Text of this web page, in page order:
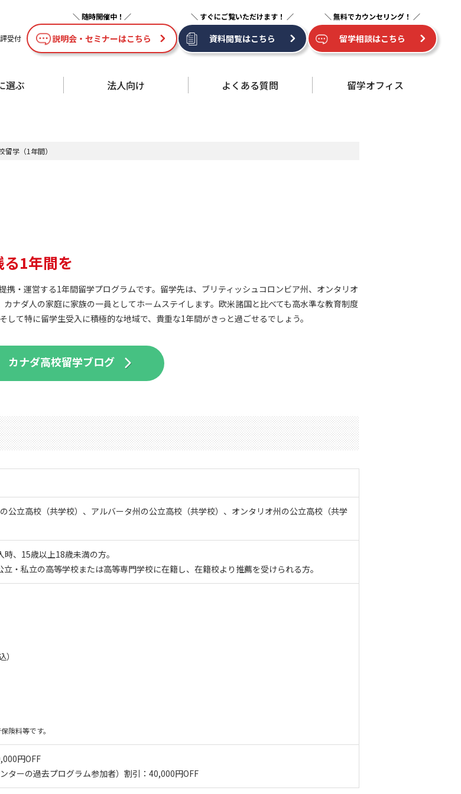
受付
説明会・セミナーはこちら 資料閲覧はこちら 留学相談はこちら
選ぶ 法人向け よくある質問 留学オフィス
留学（1年間）
1年間を
携・運営する1年間留学プログラムです。留学先は、ブリティッシュコロンビア州、オンタリオ
ナダ人の家庭に家族の一員としてホームステイします。欧米諸国と比べても高水準な教育制度
て特に留学生受入に積極的な地域で、貴重な1年間がきっと過ごせるでしょう。
カナダ高校留学ブログ
公立高校（共学校）、アルバータ州の公立高校（共学校）、オンタリオ州の公立高校（共学
、15歳以上18歳未満の方。
・私立の高等学校または高等専門学校に在籍し、在籍校より推薦を受けられる方。
険料等です。
円OFF
ターの過去プログラム参加者）割引：40,000円OFF